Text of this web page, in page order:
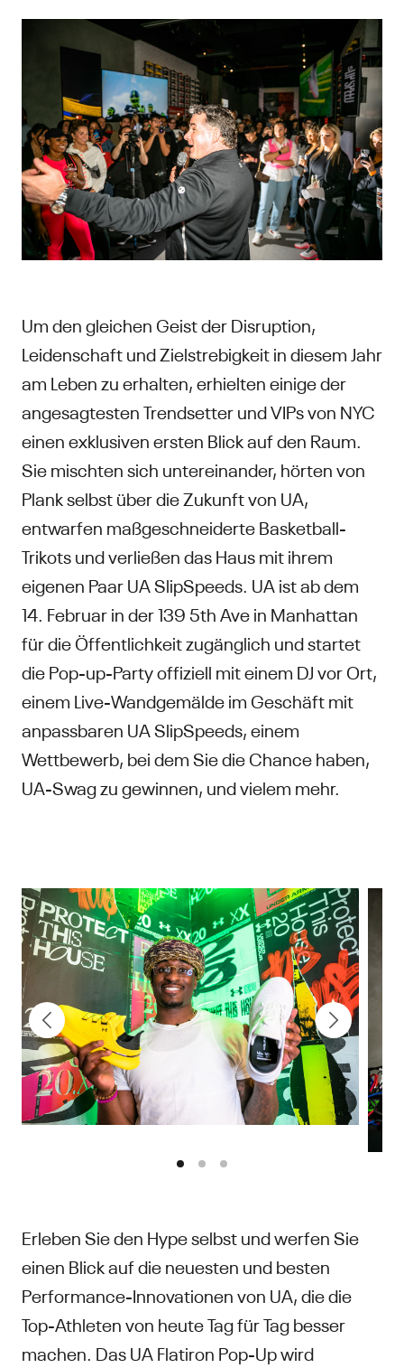
Um den gleichen Geist der Disruption,
Leidenschaft und Zielstrebigkeit in diesem Jahr
am Leben zu erhalten, erhielten einige der
angesagtesten Trendsetter und VIPs von NYC
einen exklusiven ersten Blick auf den Raum.
Sie mischten sich untereinander, hörten von
Plank selbst über die Zukunft von UA,
entwarfen maßgeschneiderte Basketball-
Trikots und verließen das Haus mit ihrem
eigenen Paar UA SlipSpeeds. UA ist ab dem
14. Februar in der 139 5th Ave in Manhattan
für die Öffentlichkeit zugänglich und startet
die Pop-up-Party offiziell mit einem DJ vor Ort,
einem Live-Wandgemälde im Geschäft mit
anpassbaren UA SlipSpeeds, einem
Wettbewerb, bei dem Sie die Chance haben,
UA-Swag zu gewinnen, und vielem mehr.
Erleben Sie den Hype selbst und werfen Sie
einen Blick auf die neuesten und besten
Performance-Innovationen von UA, die die
Top-Athleten von heute Tag für Tag besser
machen. Das UA Flatiron Pop-Up wird